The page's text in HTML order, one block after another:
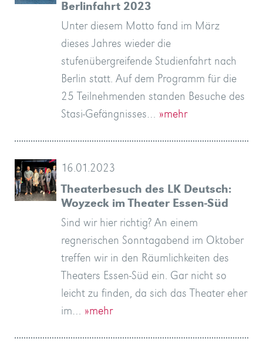
Berlinfahrt 2023
Unter diesem Motto fand im März
dieses Jahres wieder die
stufenübergreifende Studienfahrt nach
Berlin statt. Auf dem Programm für die
25 Teilnehmenden standen Besuche des
Stasi-Gefängnisses… »mehr
16.01.2023
Theaterbesuch des LK Deutsch:
Woyzeck im Theater Essen-Süd
Sind wir hier richtig? An einem
regnerischen Sonntagabend im Oktober
treffen wir in den Räumlichkeiten des
Theaters Essen-Süd ein. Gar nicht so
leicht zu finden, da sich das Theater eher
im… »mehr